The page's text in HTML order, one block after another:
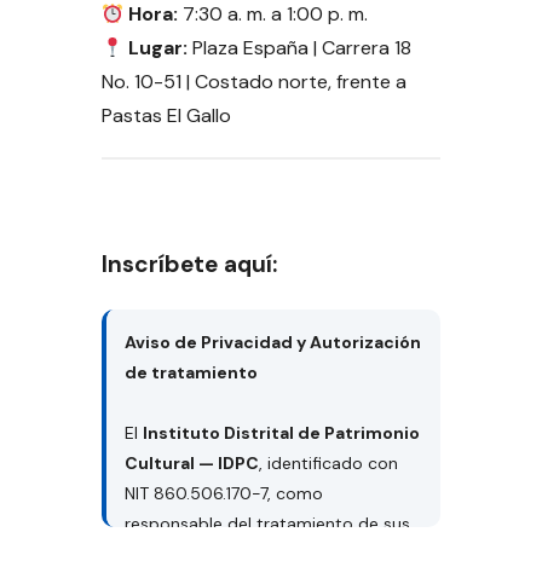
Hora: 7:30 a. m. a 1:00 p. m.
Lugar: Plaza España | Carrera 18
No. 10-51 | Costado norte, frente a
Pastas El Gallo
Inscríbete aquí:
Aviso de Privacidad y Autorización
de tratamiento
El Instituto Distrital de Patrimonio
Cultural — IDPC, identificado con
NIT 860.506.170-7, como
responsable del tratamiento de sus